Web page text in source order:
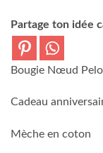
Partage ton idée
Bougie Nœud
Cadeau
Mèche en coton